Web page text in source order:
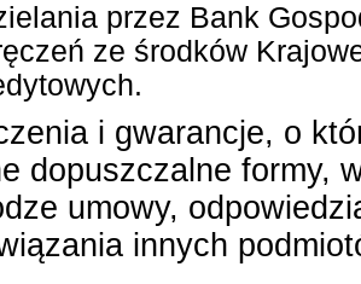
przez Bank
ze środków
i gwarancje, o
dopuszczalne formy,
umowy,
innych